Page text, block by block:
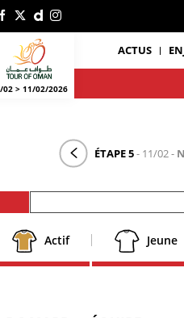
02 > 11/02/2026
ACTUS
ÉTAPE 5- 11/02 -
Actif Jeune